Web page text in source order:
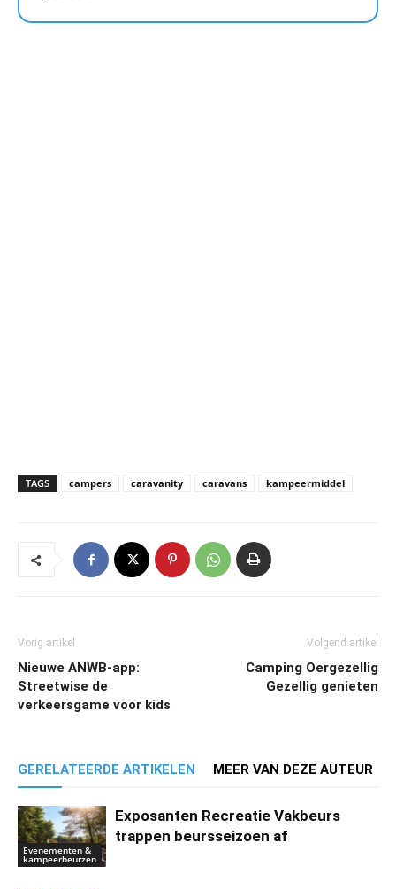
TAGS campers caravanity caravans kampeermiddel
Vorig artikel
Nieuwe ANWB-app:
Streetwise de
verkeersgame voor kids
Volgend artikel
Camping Oergezellig
Gezellig genieten
GERELATEERDE ARTIKELEN MEER VAN DEZE AUTEUR
Evenementen &
kampeerbeurzen
Exposanten Recreatie Vakbeurs
trappen beursseizoen af